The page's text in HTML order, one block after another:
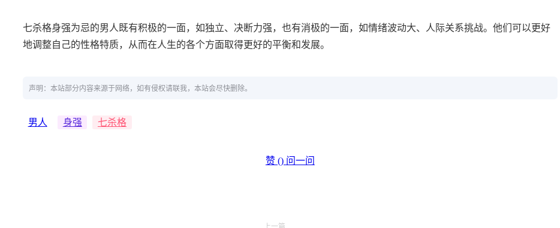
七杀格身强为忌的男人既有积极的一面，如独立、决断力强，也有消极的一面，如情绪波动大、人际关系挑战。他们可以更好
地调整自己的性格特质，从而在人生的各个方面取得更好的平衡和发展。
声明：本站部分内容来源于网络，如有侵权请联我，本站会尽快删除。
男人 身强 七杀格
赞 () 问一问